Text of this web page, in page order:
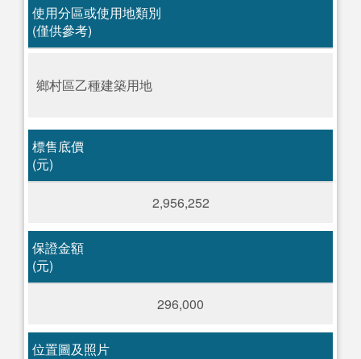
使用分區或使用地類別
(僅供參考)
鄉村區乙種建築用地
標售底價
(元)
2,956,252
保證金額
(元)
296,000
位置圖及照片